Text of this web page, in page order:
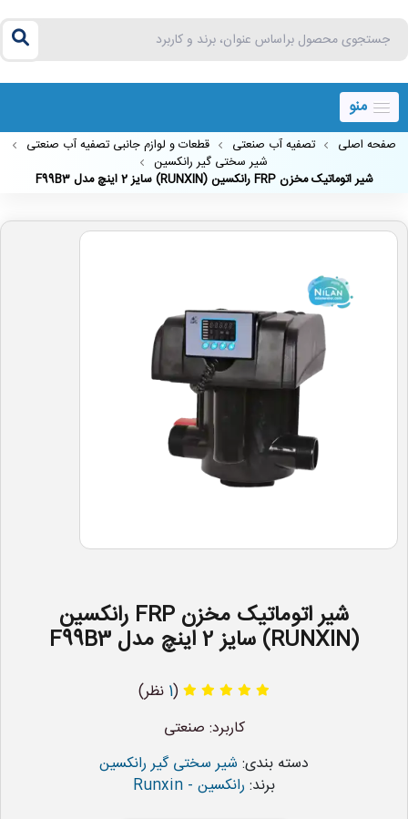
منو
صفحه اصلی تصفیه آب صنعتی
قطعات و لوازم جانبی تصفیه آب صنعتی
شیر سختی گیر رانکسین
شیر اتوماتیک مخزن FRP رانکسین (RUNXIN) سایز 2 اینچ مدل F99B3
شیر اتوماتیک مخزن FRP رانکسین
(RUNXIN) سایز 2 اینچ مدل F99B3
(
1 نظر)
کاربرد: صنعتی
دسته بندی: شیر سختی گیر رانکسین
برند: رانکسین - Runxin